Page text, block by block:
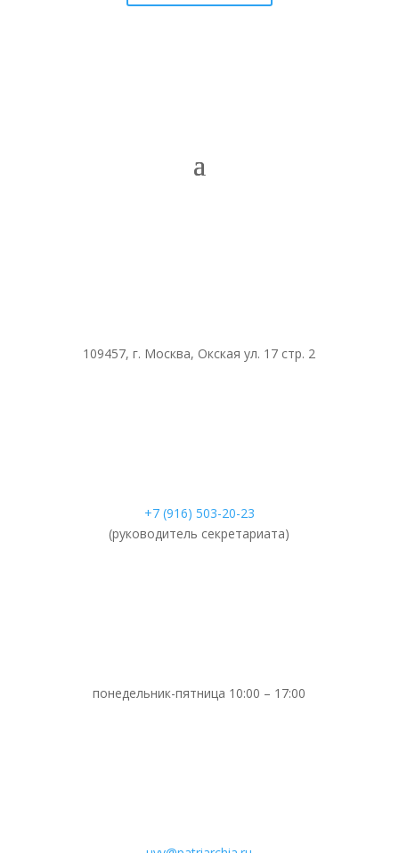
109457, г. Москва, Окская ул. 17 стр. 2
+7 (916) 503-20-23
(руководитель секретариата)
понедельник-пятница 10:00 – 17:00